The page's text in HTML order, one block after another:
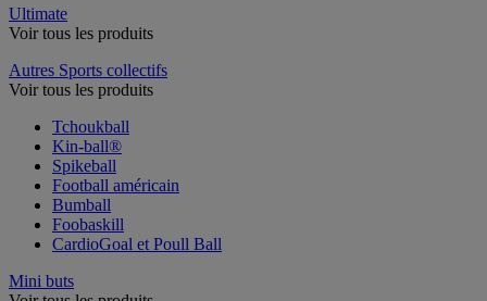
Ultimate
Voir tous les produits
Autres Sports collectifs
Voir tous les produits
Tchoukball
Kin-ball®
Spikeball
Football américain
Bumball
Foobaskill
CardioGoal et Poull Ball
Mini buts